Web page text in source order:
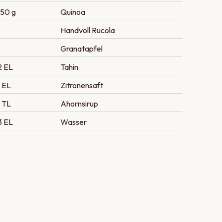
g
Quinoa
Handvoll Rucola
Granatapfel
EL
Tahin
EL
Zitronensaft
TL
Ahornsirup
EL
Wasser